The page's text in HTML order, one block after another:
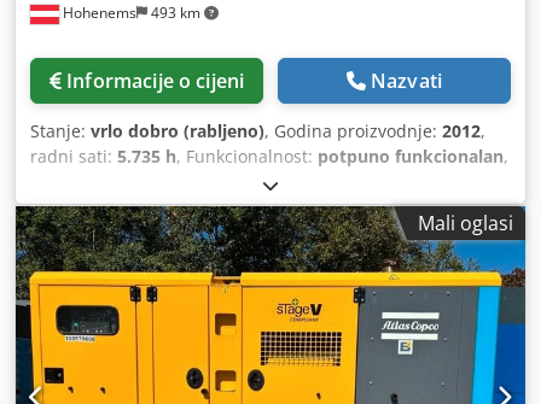
Hohenems 493 km
Informacije o cijeni Nazvati
Stanje: vrlo dobro (rabljeno), Godina proizvodnje: 2012,
radni sati: 5.735 h, Funkcionalnost: potpuno funkcionalan,
Kompresor s vijkom, bez ulja, Atlas Copco ZR90 90 kW
Credszqvvajpfx Ahfef 7,50 bara 14 m3/min Godina
proizvodnje: 2012 Radni sati: 5735
Mali oglasi